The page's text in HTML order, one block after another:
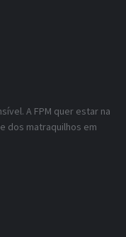
A FPM quer estar na
dos matraquilhos em